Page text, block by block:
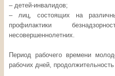
– детей-инвалидов;
– лиц, состоящих на
профилактики
несовершеннолетних.
Период рабочего времени
рабочих дней,